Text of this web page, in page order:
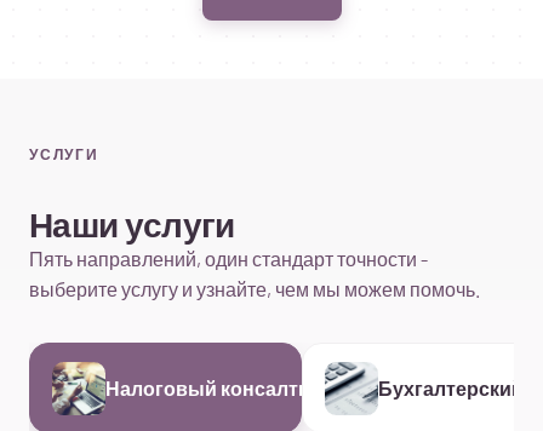
УСЛУГИ
Наши услуги
Пять направлений, один стандарт точности -
выберите услугу и узнайте, чем мы можем помочь.
Налоговый консалтинг Бухгалтерский